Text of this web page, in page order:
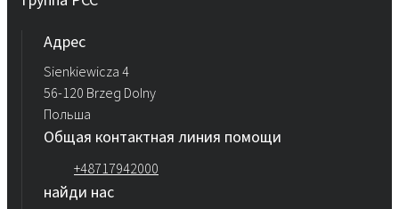
Aдрес
Sienkiewicza 4
56-120 Brzeg Dolny
Польша
Общая контактная линия помощи
+48717942000
найди нас